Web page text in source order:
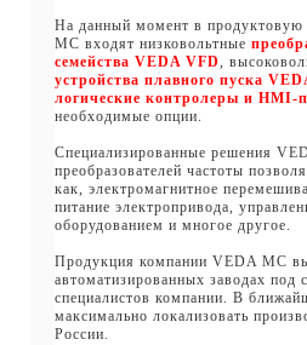
На данный момент в
MC входят низковольтные
семейства VEDA VFD,
устройства плавного пуска
логические контролеры и HMI-
необходимые опции.
Специализированные решения
преобразователей частоты
как, электромагнитное
питание электропривода,
оборудованием и многое другое.
Продукция компании VEDA MC
автоматизированных заводах под
специалистов компании. В
максимально локализовать
России.